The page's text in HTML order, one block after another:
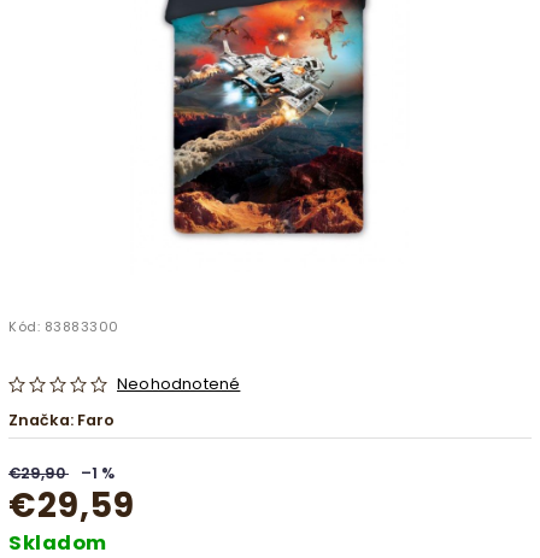
Kód: 83883300
Neohodnotené
Značka: Faro
€29,90 –1 %
€29,59
Skladom